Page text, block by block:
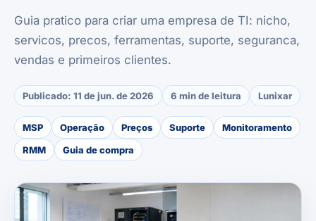
Guia pratico para criar uma empresa de TI: nicho,
servicos, precos, ferramentas, suporte, seguranca,
vendas e primeiros clientes.
Publicado: 11 de jun. de 2026 6 min de leitura Lunixar
MSP Operação Preços Suporte
Monitoramento
RMM
Guia de compra